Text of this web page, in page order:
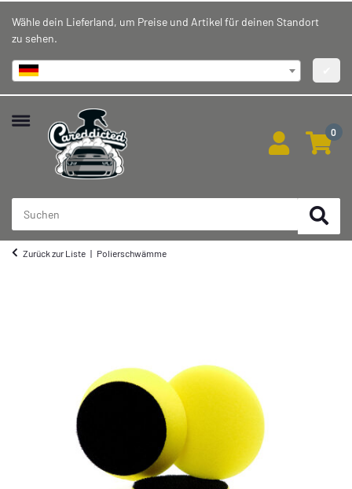
Wähle dein Lieferland, um Preise und Artikel für deinen Standort
zu sehen.
0
Zurück zur Liste Polierschwämme